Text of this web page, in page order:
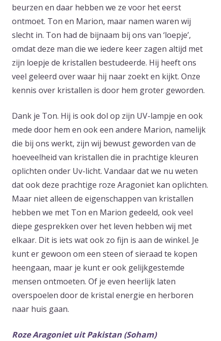
beurzen en daar hebben we ze voor het eerst
ontmoet. Ton en Marion, maar namen waren wij
slecht in. Ton had de bijnaam bij ons van ‘loepje’,
omdat deze man die we iedere keer zagen altijd met
zijn loepje de kristallen bestudeerde. Hij heeft ons
veel geleerd over waar hij naar zoekt en kijkt. Onze
kennis over kristallen is door hem groter geworden.
Dank je Ton. Hij is ook dol op zijn UV-lampje en ook
mede door hem en ook een andere Marion, namelijk
die bij ons werkt, zijn wij bewust geworden van de
hoeveelheid van kristallen die in prachtige kleuren
oplichten onder Uv-licht. Vandaar dat we nu weten
dat ook deze prachtige roze Aragoniet kan oplichten.
Maar niet alleen de eigenschappen van kristallen
hebben we met Ton en Marion gedeeld, ook veel
diepe gesprekken over het leven hebben wij met
elkaar. Dit is iets wat ook zo fijn is aan de winkel. Je
kunt er gewoon om een steen of sieraad te kopen
heengaan, maar je kunt er ook gelijkgestemde
mensen ontmoeten. Of je even heerlijk laten
overspoelen door de kristal energie en herboren
naar huis gaan.
Roze Aragoniet uit Pakistan (Soham)